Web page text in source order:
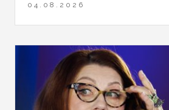
04.08.2026